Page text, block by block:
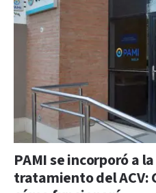
PAMI se incorporó a
tratamiento del ACV: